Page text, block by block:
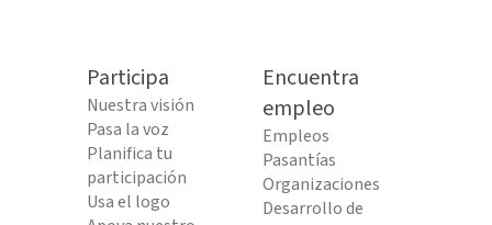
Participa
Nuestra visión
Pasa la voz
Planifica tu
participación
Usa el logo
Encuentra
empleo
Empleos
Pasantías
Organizaciones
Desarrollo de